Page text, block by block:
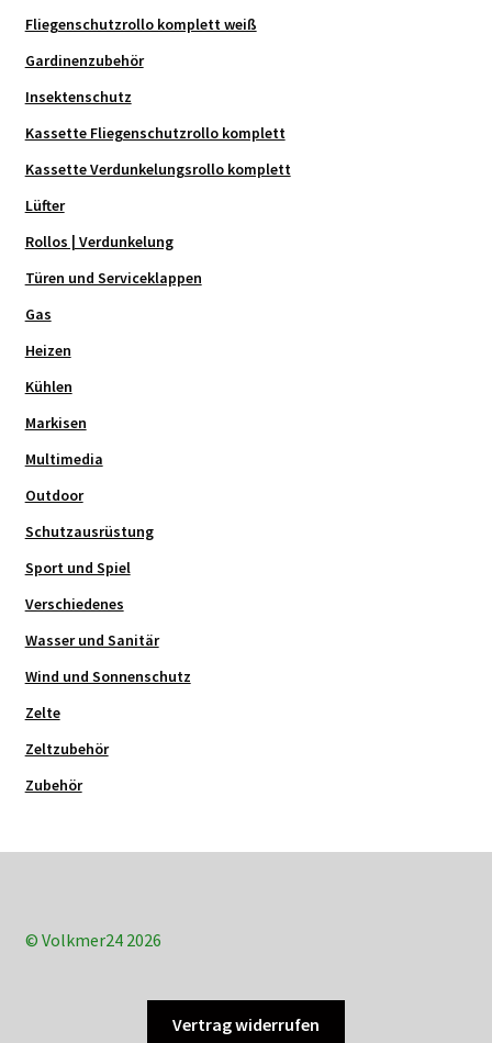
Fliegenschutzrollo komplett weiß
Gardinenzubehör
Insektenschutz
Kassette Fliegenschutzrollo komplett
Kassette Verdunkelungsrollo komplett
Lüfter
Rollos | Verdunkelung
Türen und Serviceklappen
Gas
Heizen
Kühlen
Markisen
Multimedia
Outdoor
Schutzausrüstung
Sport und Spiel
Verschiedenes
Wasser und Sanitär
Wind und Sonnenschutz
Zelte
Zeltzubehör
Zubehör
© Volkmer24 2026
Vertrag widerrufen